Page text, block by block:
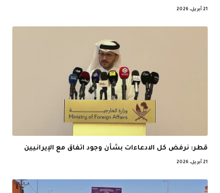
21 أبريل، 2026
قطر: نرفض كل الادعاءات بشأن وجود اتفاق مع الإيرانيين
21 أبريل، 2026